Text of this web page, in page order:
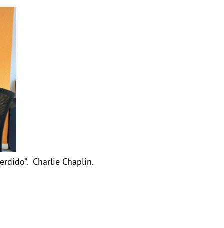
Charlie Chaplin.